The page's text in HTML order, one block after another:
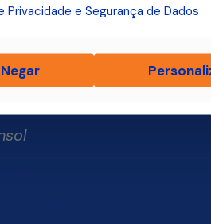
Privacidade e Segurança de Dados
Negar